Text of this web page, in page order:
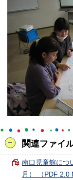
関連ファイ
南口児童館に
月） （PDF 2.0